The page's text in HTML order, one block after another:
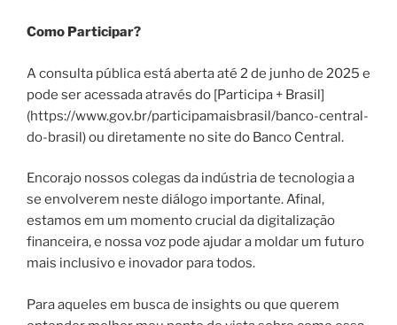
Como Participar?
A consulta pública está aberta até 2 de junho de 2025 e
pode ser acessada através do [Participa + Brasil]
(https://www.gov.br/participamaisbrasil/banco-central-
do-brasil) ou diretamente no site do Banco Central.
Encorajo nossos colegas da indústria de tecnologia a
se envolverem neste diálogo importante. Afinal,
estamos em um momento crucial da digitalização
financeira, e nossa voz pode ajudar a moldar um futuro
mais inclusivo e inovador para todos.
Para aqueles em busca de insights ou que querem